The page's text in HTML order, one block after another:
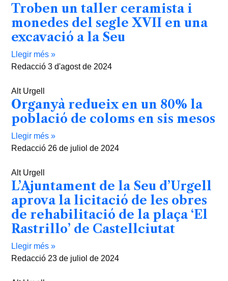
Troben un taller ceramista i
monedes del segle XVII en una
excavació a la Seu
Llegir més »
Redacció 3 d'agost de 2024
Alt Urgell
Organyà redueix en un 80% la
població de coloms en sis mesos
Llegir més »
Redacció 26 de juliol de 2024
Alt Urgell
L’Ajuntament de la Seu d’Urgell
aprova la licitació de les obres
de rehabilitació de la plaça ‘El
Rastrillo’ de Castellciutat
Llegir més »
Redacció 23 de juliol de 2024